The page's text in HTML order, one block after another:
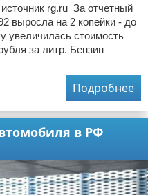
rg.ru За отчетный
выросла на 2 копейки - до
увеличилась стоимость
за литр. Бензин
Подробнее
в РФ